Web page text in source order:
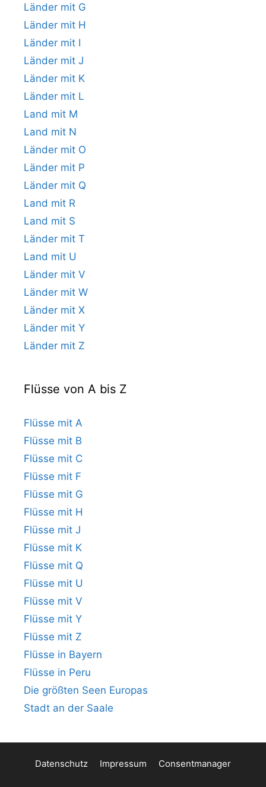
Länder mit G
Länder mit H
Länder mit I
Länder mit J
Länder mit K
Länder mit L
Land mit M
Land mit N
Länder mit O
Länder mit P
Länder mit Q
Land mit R
Land mit S
Länder mit T
Land mit U
Länder mit V
Länder mit W
Länder mit X
Länder mit Y
Länder mit Z
Flüsse von A bis Z
Flüsse mit A
Flüsse mit B
Flüsse mit C
Flüsse mit F
Flüsse mit G
Flüsse mit H
Flüsse mit J
Flüsse mit K
Flüsse mit Q
Flüsse mit U
Flüsse mit V
Flüsse mit Y
Flüsse mit Z
Flüsse in Bayern
Flüsse in Peru
Die größten Seen Europas
Stadt an der Saale
Datenschutz Impressum Consentmanager